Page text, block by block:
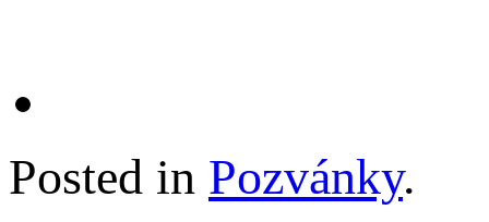
Posted in Pozvánky.